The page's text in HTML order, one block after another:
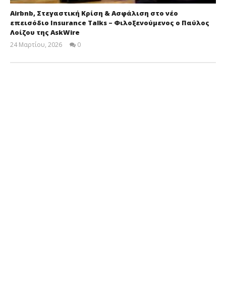
Airbnb, Στεγαστική Κρίση & Ασφάλιση στο νέο
επεισόδιο Insurance Talks – Φιλοξενούμενος ο Παύλος
Λοίζου της AskWire
24 Μαρτίου, 2026
Insurance
0